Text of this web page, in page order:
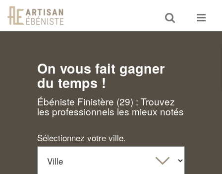
Toggle
search
Toggle
On vous fait gagner
du temps !
Ébéniste Finistère (29) : Trouvez
les professionnels les mieux notés
Sélectionnez votre ville.